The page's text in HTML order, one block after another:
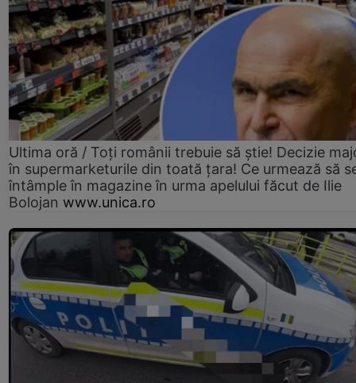
Ultima oră / Toți românii trebuie să știe! Decizie
în supermarketurile din toată țara! Ce urmează să
întâmple în magazine în urma apelului făcut de Ilie
Bolojan www.unica.ro